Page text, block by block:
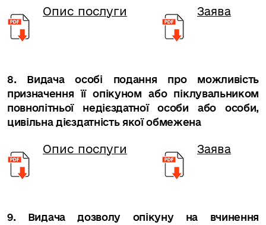
Опис послуги Заява
8. Видача особі подання про можливість
призначення її опікуном або піклувальником
повнолітньої недієздатної особи або особи,
цивільна дієздатність якої обмежена
Опис послуги Заява
9. Видача дозволу опікуну на вчинення